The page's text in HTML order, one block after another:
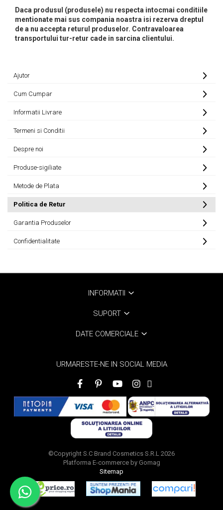
Daca produsul (produsele) nu respecta intocmai conditiile
mentionate mai sus compania noastra isi rezerva dreptul
de a nu accepta returul produselor. Contravaloarea
transportului tur-retur cade in sarcina clientului.
Ajutor
Cum Cumpar
Informatii Livrare
Termeni si Conditii
Despre noi
Produse-sigiliate
Metode de Plata
Politica de Retur
Garantia Produselor
Confidentialitate
INFORMATII
SUPORT
DATE COMERCIALE
URMARESTE-NE IN SOCIAL MEDIA
©Copyright S.C Brand Cosmetics S.R.L 2026
Platforma E-commerce by Gomag
Sitemap